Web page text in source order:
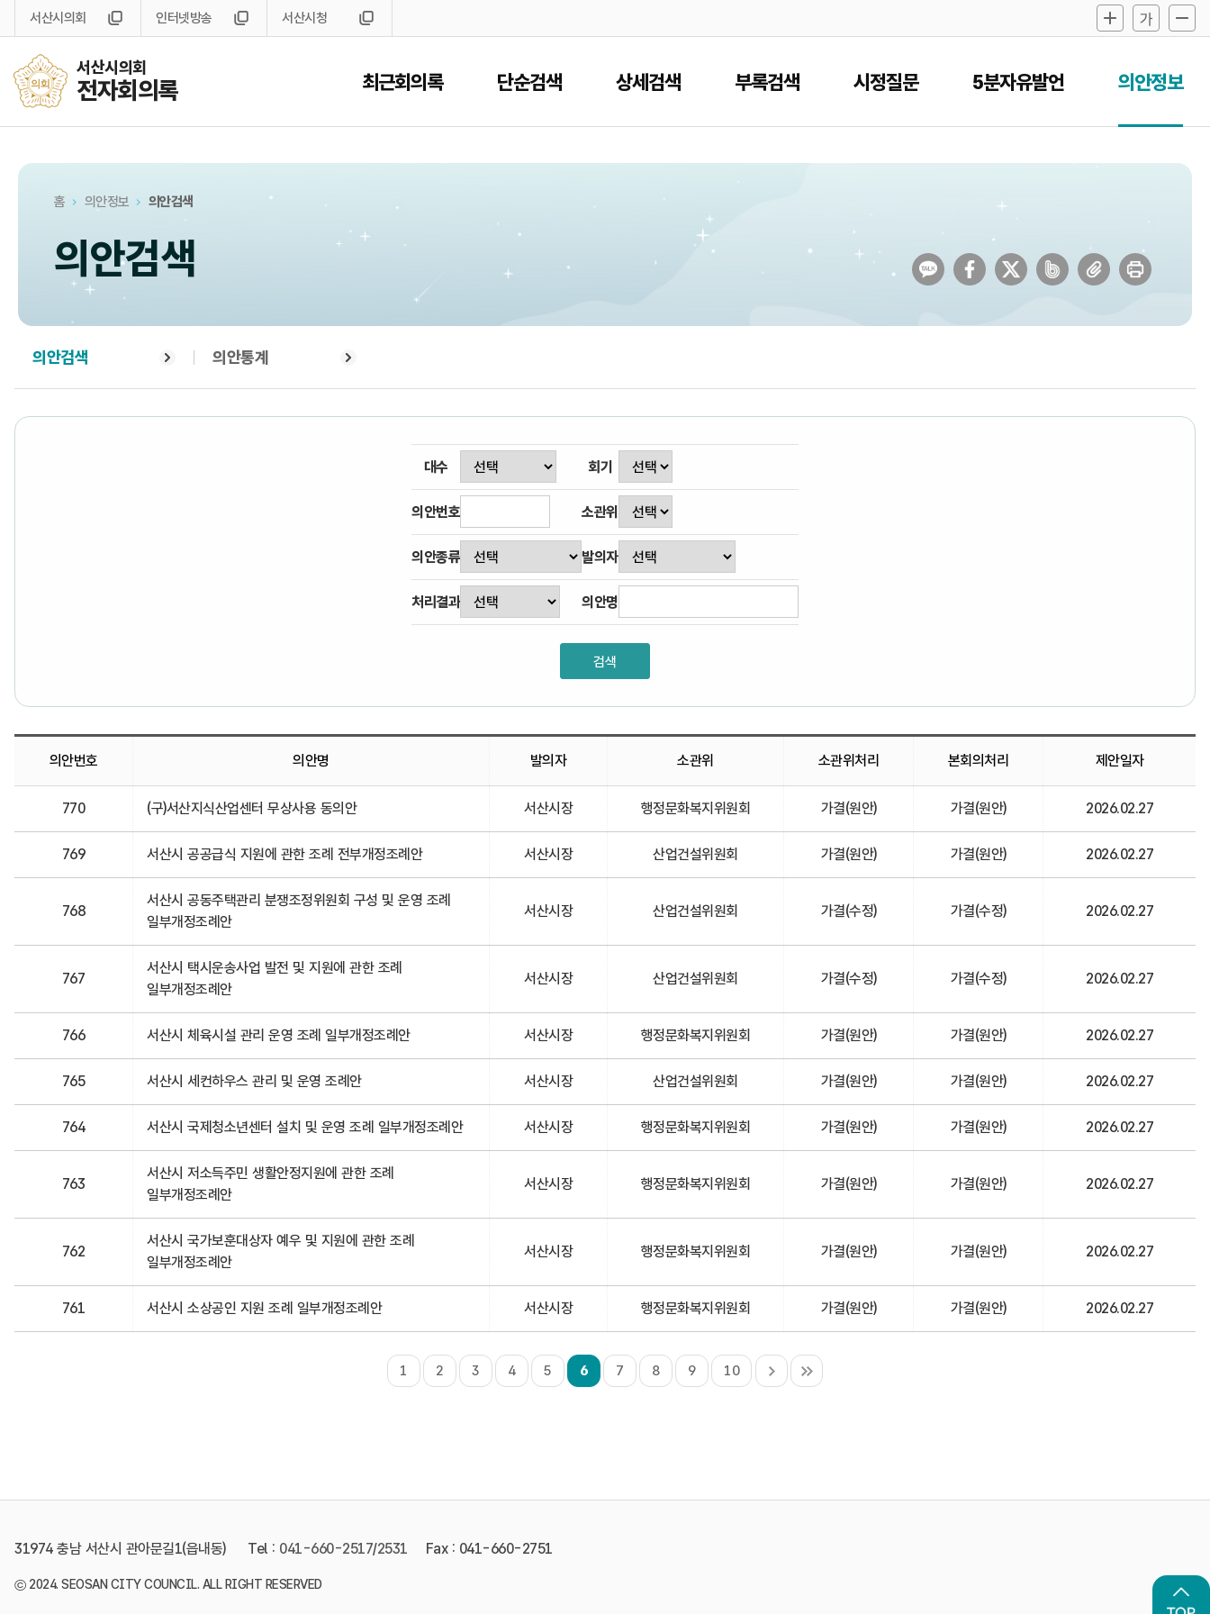
서산시의회
전자회의록
서산시의회 인터넷방송 서산시청
최근회의록 단순검색 상세검색 부록검색 시정질문 5분자유발언 의안정보
홈 의안정보 의안검색
의안검색
의안검색 의안통계
대수 회기
의안번호 소관위
의안종류 발의자
처리결과 의안명
의안번호 의안명 발의자 소관위 소관위처리 본회의처리 제안일자
770 (구)서산지식산업센터 무상사용 동의안 서산시장 행정문화복지위원회 가결(원안) 가결(원안) 2026.02.27
769 서산시 공공급식 지원에 관한 조례 전부개정조례안 서산시장 산업건설위원회 가결(원안) 가결(원안) 2026.02.27
768
서산시 공동주택관리 분쟁조정위원회 구성 및 운영 조례
일부개정조례안
서산시장 산업건설위원회 가결(수정) 가결(수정) 2026.02.27
767
서산시 택시운송사업 발전 및 지원에 관한 조례
일부개정조례안
서산시장 산업건설위원회 가결(수정) 가결(수정) 2026.02.27
766 서산시 체육시설 관리 운영 조례 일부개정조례안 서산시장 행정문화복지위원회 가결(원안) 가결(원안) 2026.02.27
765 서산시 세컨하우스 관리 및 운영 조례안 서산시장 산업건설위원회 가결(원안) 가결(원안) 2026.02.27
764 서산시 국제청소년센터 설치 및 운영 조례 일부개정조례안 서산시장 행정문화복지위원회 가결(원안) 가결(원안) 2026.02.27
763
서산시 저소득주민 생활안정지원에 관한 조례
일부개정조례안
서산시장 행정문화복지위원회 가결(원안) 가결(원안) 2026.02.27
762
서산시 국가보훈대상자 예우 및 지원에 관한 조례
일부개정조례안
서산시장 행정문화복지위원회 가결(원안) 가결(원안) 2026.02.27
761 서산시 소상공인 지원 조례 일부개정조례안 서산시장 행정문화복지위원회 가결(원안) 가결(원안) 2026.02.27
1 2 3 4 5 6 7 8 9 10
31974 충남 서산시 관아문길1(읍내동) Tel : 041-660-2517/2531 Fax : 041-660-2751
©2024. SEOSAN CITY COUNCIL. ALL RIGHT RESERVED